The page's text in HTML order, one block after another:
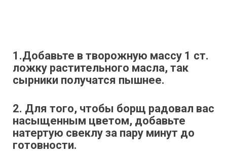
1.Добавьте в творожную массу 1 ст.
ложку растительного масла, так
сырники получатся пышнее.
2. Для того, чтобы борщ радовал вас
насыщенным цветом, добавьте
натертую свеклу за пару минут до
готовности.